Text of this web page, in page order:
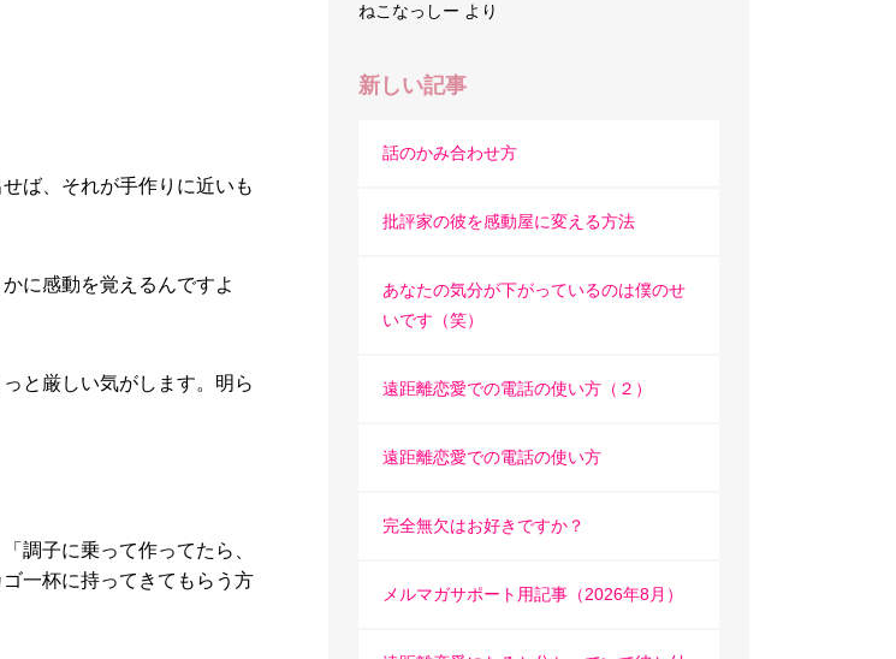
ば、それが手作りに近いも
に感動を覚えるんですよ
と厳しい気がします。明ら
調子に乗って作ってたら、
一杯に持ってきてもらう方
ねこなっしー より
新しい記事
話のかみ合わせ方
批評家の彼を感動屋に変える方法
あなたの気分が下がっているのは僕のせ
いです（笑）
遠距離恋愛での電話の使い方（２）
遠距離恋愛での電話の使い方
完全無欠はお好きですか？
メルマガサポート用記事（2026年8月）